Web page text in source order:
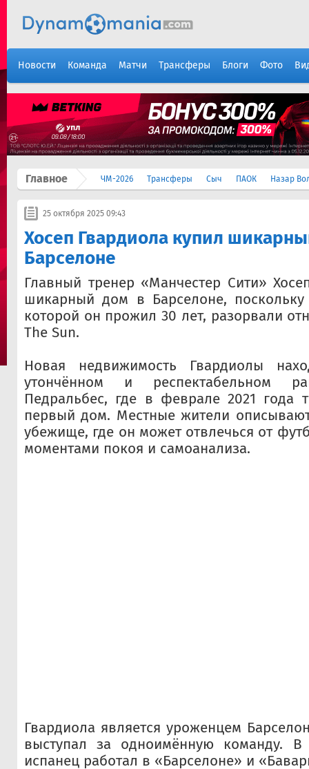
Новости Команда Матчи Трансферы Блоги Фото
Главное ЧМ-2026 Трансферы Сыч ПАОК Назар
25 октября 2025 09:43
Хосеп Гвардиола купил
Барселоне
Главный тренер «Манчестер Сити»
шикарный дом в Барселоне,
которой он прожил 30 лет, разорвали
The Sun.
Новая недвижимость Гвардиолы
утончённом и респектабельном
Педральбес, где в феврале 2021 года
первый дом. Местные жители
убежище, где он может отвлечься от
моментами покоя и самоанализа.
Гвардиола является уроженцем
выступал за одноимённую команду. В
испанец работал в «Барселоне» и